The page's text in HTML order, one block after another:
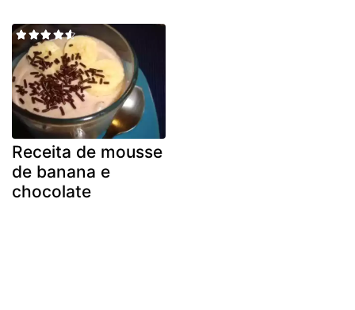
Receita de mousse
de banana e
chocolate